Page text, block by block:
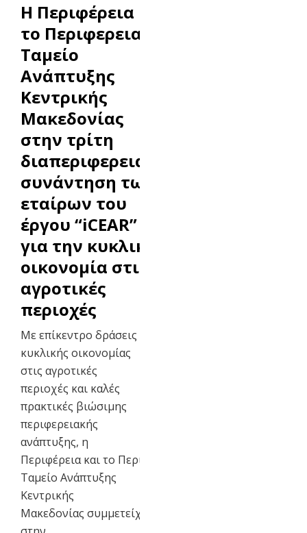
Η Περιφέρεια και
το Περιφερειακό
Ταμείο
Ανάπτυξης
Κεντρικής
Μακεδονίας
στην τρίτη
διαπεριφερειακή
συνάντηση των
εταίρων του
έργου “iCEAR”
για την κυκλική
οικονομία στις
αγροτικές
περιοχές
Με επίκεντρο δράσεις
κυκλικής οικονομίας
στις αγροτικές
περιοχές και καλές
πρακτικές βιώσιμης
περιφερειακής
ανάπτυξης, η
Περιφέρεια και το Περιφερειακό
Ταμείο Ανάπτυξης
Κεντρικής
Μακεδονίας συμμετείχαν